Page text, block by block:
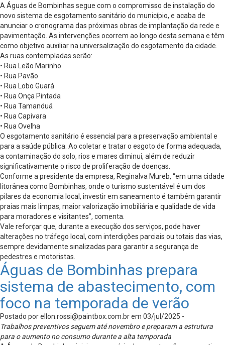
A Águas de Bombinhas segue com o compromisso de instalação do
novo sistema de esgotamento sanitário do município, e acaba de
anunciar o cronograma das próximas obras de implantação da rede e
pavimentação. As intervenções ocorrem ao longo desta semana e têm
como objetivo auxiliar na universalização do esgotamento da cidade.
As ruas contempladas serão:
• Rua Leão Marinho
• Rua Pavão
• Rua Lobo Guará
• Rua Onça Pintada
• Rua Tamanduá
• Rua Capivara
• Rua Ovelha
O esgotamento sanitário é essencial para a preservação ambiental e
para a saúde pública. Ao coletar e tratar o esgoto de forma adequada,
a contaminação do solo, rios e mares diminui, além de reduzir
significativamente o risco de proliferação de doenças.
Conforme a presidente da empresa, Reginalva Mureb, “em uma cidade
litorânea como Bombinhas, onde o turismo sustentável é um dos
pilares da economia local, investir em saneamento é também garantir
praias mais limpas, maior valorização imobiliária e qualidade de vida
para moradores e visitantes”, comenta.
Vale reforçar que, durante a execução dos serviços, pode haver
alterações no tráfego local, com interdições parciais ou totais das vias,
sempre devidamente sinalizadas para garantir a segurança de
pedestres e motoristas.
Águas de Bombinhas prepara
sistema de abastecimento, com
foco na temporada de verão
Postado porellon.rossi@paintbox.com.brem 03/jul/2025 -
Trabalhos preventivos seguem até novembro e preparam a estrutura
para o aumento no consumo durante a alta temporada